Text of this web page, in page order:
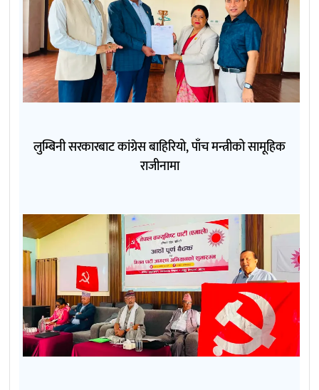
लुम्बिनी सरकारबाट कांग्रेस बाहिरियो, पाँच मन्त्रीको सामूहिक
राजीनामा